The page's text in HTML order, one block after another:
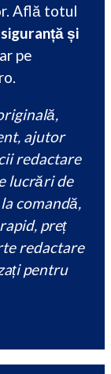
Află totul
și
pe
ajutor
redactare
lucrări de
comandă,
preț
redactare
pentru